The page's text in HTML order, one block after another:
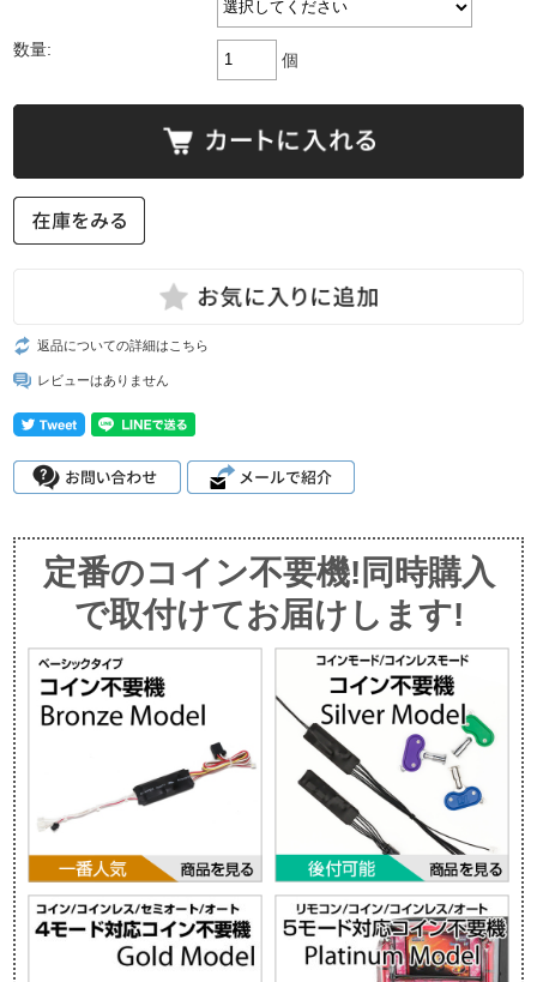
数量:
個
返品についての詳細はこちら
レビューはありません
定番のコイン不要機!同時購入
で取付けてお届けします!